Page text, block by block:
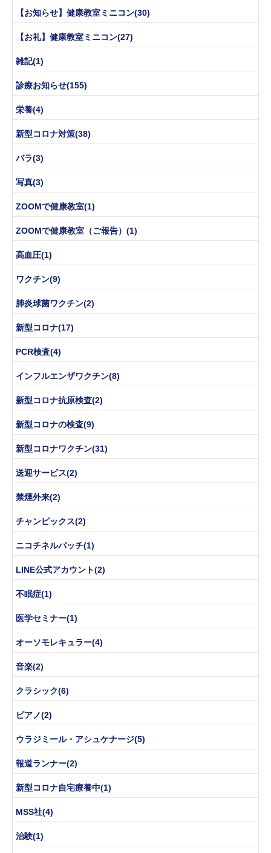
【お知らせ】健康教室ミニコン(30)
【お礼】健康教室ミニコン(27)
雑記(1)
診療お知らせ(155)
栄養(4)
新型コロナ対策(38)
バラ(3)
写真(3)
ZOOMで健康教室(1)
ZOOMで健康教室（ご報告）(1)
高血圧(1)
ワクチン(9)
肺炎球菌ワクチン(2)
新型コロナ(17)
PCR検査(4)
インフルエンザワクチン(8)
新型コロナ抗原検査(2)
新型コロナの検査(9)
新型コロナワクチン(31)
送迎サービス(2)
禁煙外来(2)
チャンピックス(2)
ニコチネルパッチ(1)
LINE公式アカウント(2)
不眠症(1)
医学セミナー(1)
オーソモレキュラー(4)
音楽(2)
クラシック(6)
ピアノ(2)
ウラジミール・アシュケナージ(5)
報道ランナー(2)
新型コロナ自宅療養中(1)
MSS社(4)
治験(1)